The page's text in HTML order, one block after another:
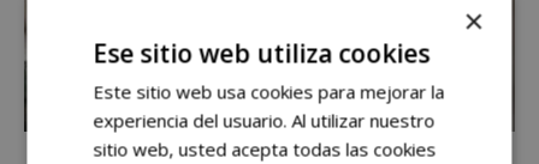
×
Ese sitio web utiliza cookies
Este sitio web usa cookies para mejorar la
experiencia del usuario. Al utilizar nuestro
sitio web, usted acepta todas las cookies